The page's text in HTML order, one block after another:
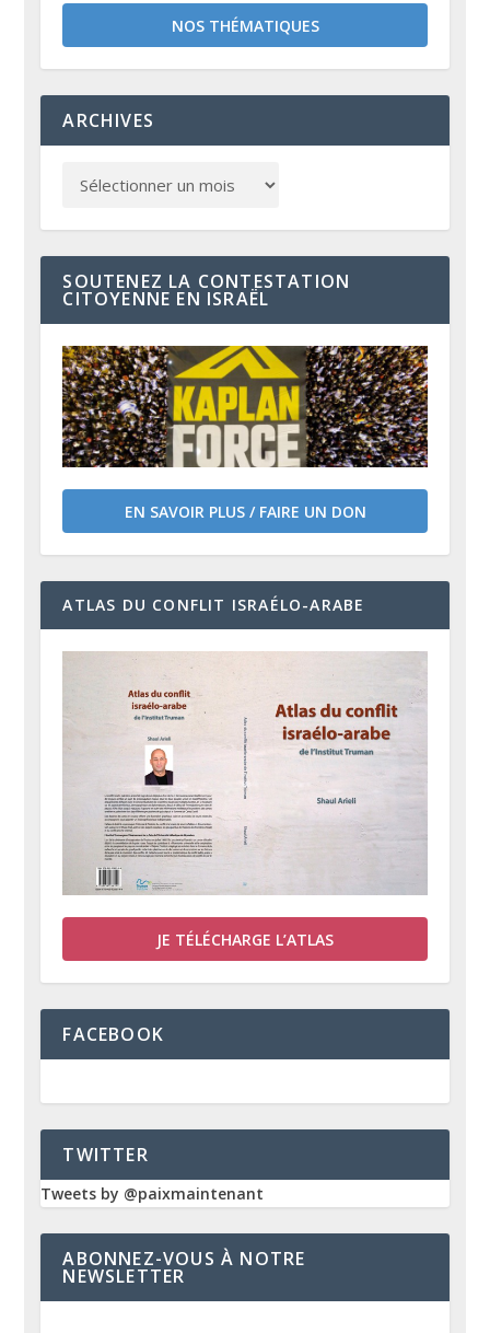
NOS THÉMATIQUES
ARCHIVES
SOUTENEZ LA CONTESTATION
CITOYENNE EN ISRAËL
EN SAVOIR PLUS / FAIRE UN DON
ATLAS DU CONFLIT ISRAÉLO-ARABE
JE TÉLÉCHARGE L’ATLAS
FACEBOOK
TWITTER
Tweets by @paixmaintenant
ABONNEZ-VOUS À NOTRE
NEWSLETTER